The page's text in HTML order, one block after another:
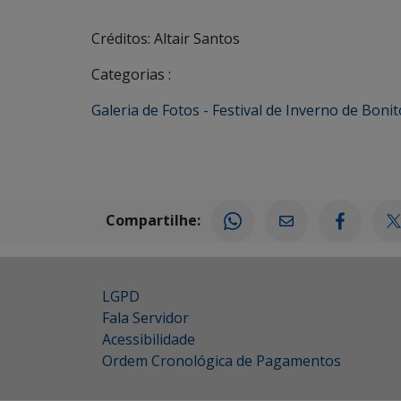
Créditos: Altair Santos
Categorias :
Galeria de Fotos - Festival de Inverno de
Compartilhe:
LGPD
Fala Servidor
Acessibilidade
Ordem Cronológica de Pagamentos